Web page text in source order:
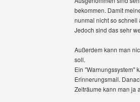
bekommen. Damit
nunmal nicht so schnell
Jedoch sind das sehr
Außerdem kann man
soll.
Ein "Warnungssystem"
Erinnerungsmail.
Zeiträume kann man ja